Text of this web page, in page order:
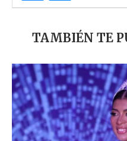
TAMBIÉN TE